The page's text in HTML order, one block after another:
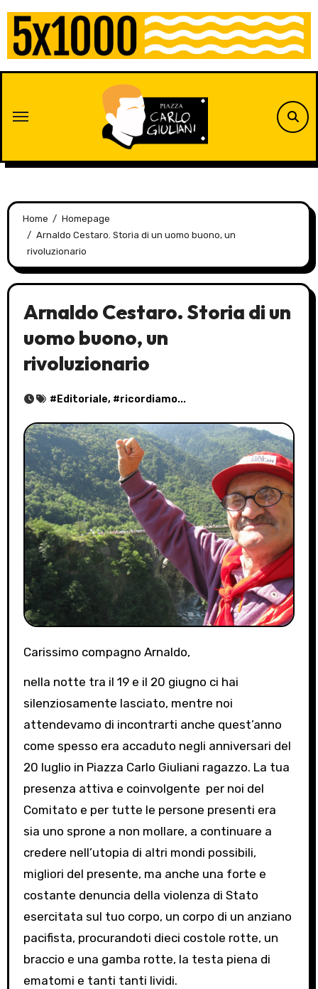
Skip
content
Home
Homepage
Arnaldo Cestaro. Storia di un uomo buono, un
rivoluzionario
Arnaldo Cestaro. Storia di un
uomo buono, un
rivoluzionario
# Editoriale, #ricordiamo...
Carissimo compagno Arnaldo,
nella notte tra il 19 e il 20 giugno ci hai
silenziosamente lasciato, mentre noi
attendevamo di incontrarti anche quest’anno
come spesso era accaduto negli anniversari del
20 luglio in Piazza Carlo Giuliani ragazzo. La tua
presenza attiva e coinvolgente per noi del
Comitato e per tutte le persone presenti era
sia uno sprone a non mollare, a continuare a
credere nell’utopia di altri mondi possibili,
migliori del presente, ma anche una forte e
costante denuncia della violenza di Stato
esercitata sul tuo corpo, un corpo di un anziano
pacifista, procurandoti dieci costole rotte, un
braccio e una gamba rotte, la testa piena di
ematomi e tanti tanti lividi.